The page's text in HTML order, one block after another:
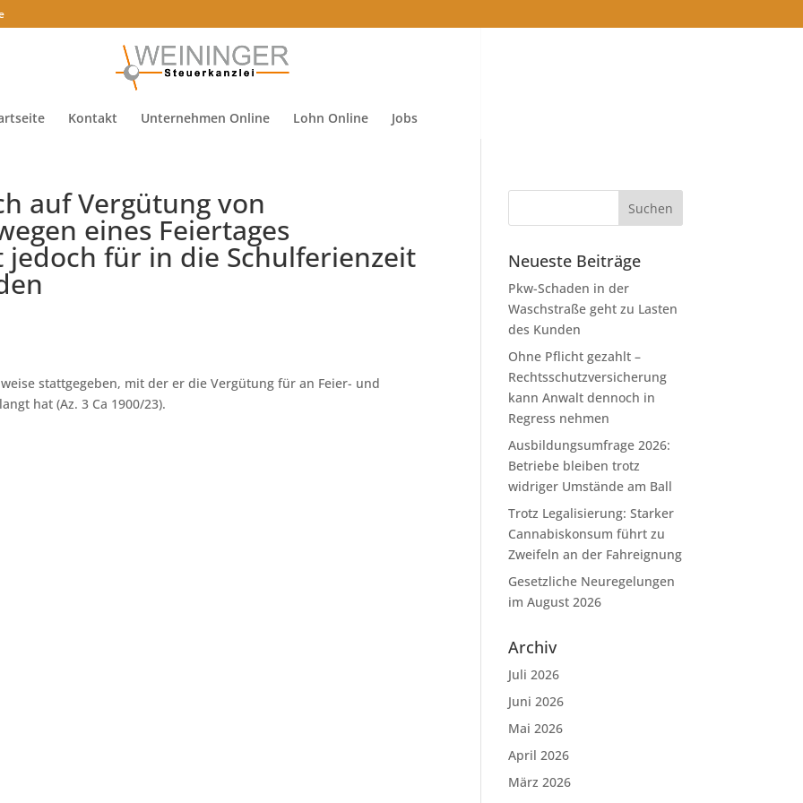
Kontakt Unternehmen Online Lohn Online Jobs
auf Vergütung von
eines Feiertages
für in die Schulferienzeit
stattgegeben, mit der er die Vergütung für an Feier- und
hat (Az. 3 Ca 1900/23).
Neueste Beiträge
Pkw-Schaden in der
Waschstraße geht zu Lasten
des Kunden
Ohne Pflicht gezahlt –
Rechtsschutzversicherung
kann Anwalt dennoch in
Regress nehmen
Ausbildungsumfrage 2026:
Betriebe bleiben trotz
widriger Umstände am Ball
Trotz Legalisierung: Starker
Cannabiskonsum führt zu
Zweifeln an der Fahreignung
Gesetzliche Neuregelungen
im August 2026
Archiv
Juli 2026
Juni 2026
Mai 2026
April 2026
März 2026